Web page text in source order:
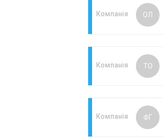
Компанія ОЛ
Компанія ТО
Компанія ФГ